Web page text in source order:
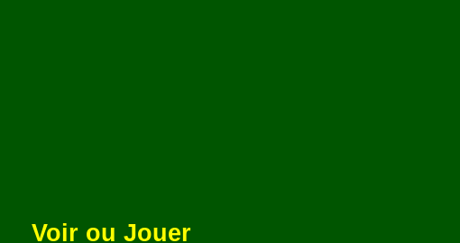
Voir ou Jouer